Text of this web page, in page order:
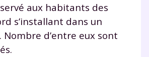
aux habitants des
s’installant dans un
Nombre d’entre eux sont